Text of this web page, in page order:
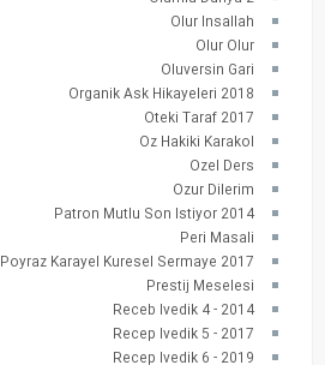
Olur Insallah
Olur Olur
Oluversin Gari
Organik Ask Hikayeleri 2018
Oteki Taraf 2017
Oz Hakiki Karakol
Ozel Ders
Ozur Dilerim
Patron Mutlu Son Istiyor 2014
Peri Masali
Poyraz Karayel Kuresel Sermaye 2017
Prestij Meselesi
Receb Ivedik 4 - 2014
Recep Ivedik 5 - 2017
Recep Ivedik 6 - 2019